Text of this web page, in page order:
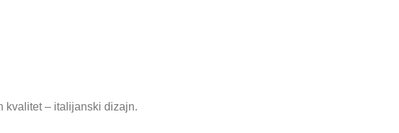
kvalitet – italijanski dizajn.